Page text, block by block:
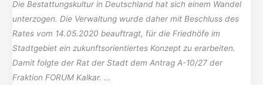
Die Bestattungskultur in Deutschland hat sich einem Wandel
unterzogen. Die Verwaltung wurde daher mit Beschluss des
Rates vom 14.05.2020 beauftragt, für die Friedhöfe im
Stadtgebiet ein zukunftsorientiertes Konzept zu erarbeiten.
Damit folgte der Rat der Stadt dem Antrag A-10/27 der
Fraktion FORUM Kalkar. …